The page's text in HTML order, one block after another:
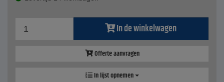
In de winkelwagen
Offerte aanvragen
In lijst opnemen